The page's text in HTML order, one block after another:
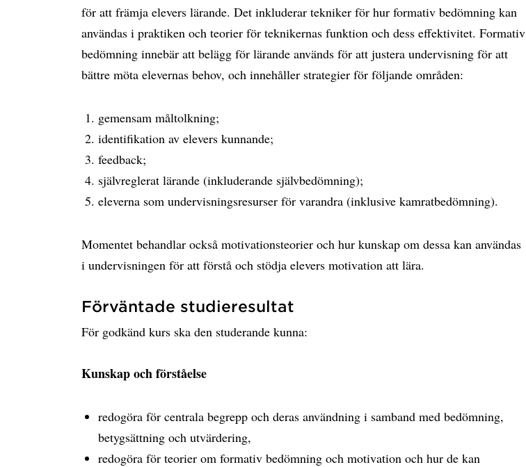
för att främja elevers lärande. Det inkluderar tekniker för hur formativ bedömning kan
användas i praktiken och teorier för teknikernas funktion och dess effektivitet. Formativ
bedömning innebär att belägg för lärande används för att justera undervisning för att
bättre möta elevernas behov, och innehåller strategier för följande områden:
gemensam måltolkning;
identifikation av elevers kunnande;
feedback;
självreglerat lärande (inkluderande självbedömning);
eleverna som undervisningsresurser för varandra (inklusive kamratbedömning).
Momentet behandlar också motivationsteorier och hur kunskap om dessa kan användas
i undervisningen för att förstå och stödja elevers motivation att lära.
Förväntade studieresultat
För godkänd kurs ska den studerande kunna:
Kunskap och förståelse
redogöra för centrala begrepp och deras användning i samband med bedömning,
betygsättning och utvärdering,
redogöra för teorier om formativ bedömning och motivation och hur de kan